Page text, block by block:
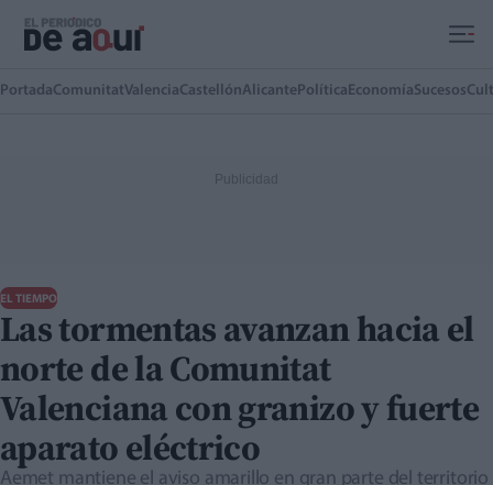
PortadaComunitatValenciaCastellónAlicante Política EconomíaSucesos
EL TIEMPO
Las tormentas avanzan hacia el
norte de la Comunitat
Valenciana con granizo y fuerte
aparato eléctrico
Aemet mantiene el aviso amarillo en gran parte del territorio